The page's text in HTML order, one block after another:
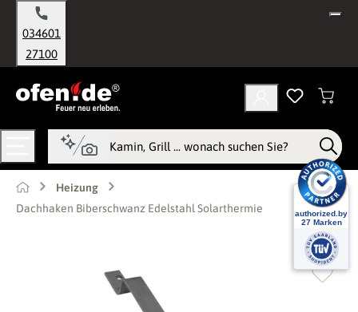
springen
034601
27100
Heizung
Dachhaken Biberschwanz Edelstahl Solarthermie